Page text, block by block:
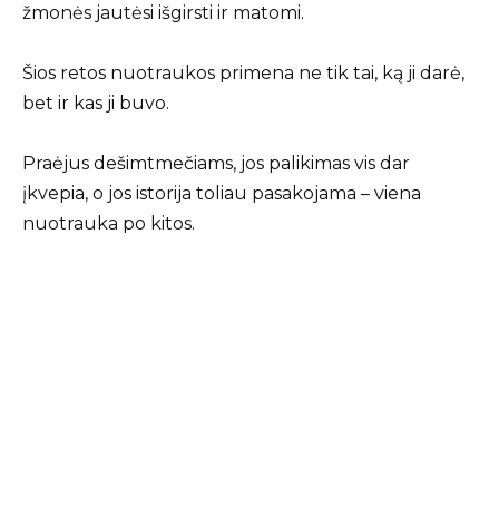
žmonės jautėsi išgirsti ir matomi.
Šios retos nuotraukos primena ne tik tai, ką ji darė,
bet ir kas ji buvo.
Praėjus dešimtmečiams, jos palikimas vis dar
įkvepia, o jos istorija toliau pasakojama – viena
nuotrauka po kitos.